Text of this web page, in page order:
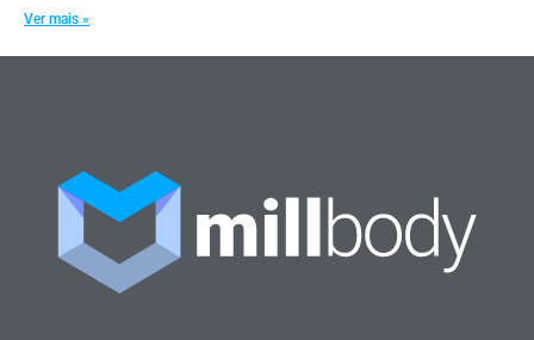
Ver mais »